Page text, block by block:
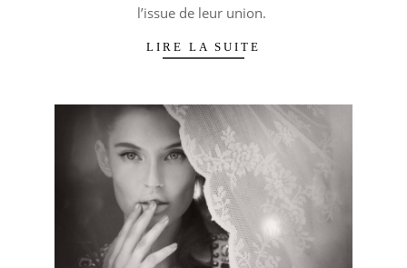
l’issue de leur union.
LIRE LA SUITE